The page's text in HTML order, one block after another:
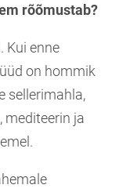
rõõmustab?
Kui enne
on hommik
sellerimahla,
mediteerin ja